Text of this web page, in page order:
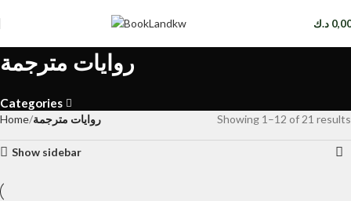
د.ك
روايات مترجمة
Categories
Home روايات مترجمة Showing 1–12 of 21 results
Show sidebar